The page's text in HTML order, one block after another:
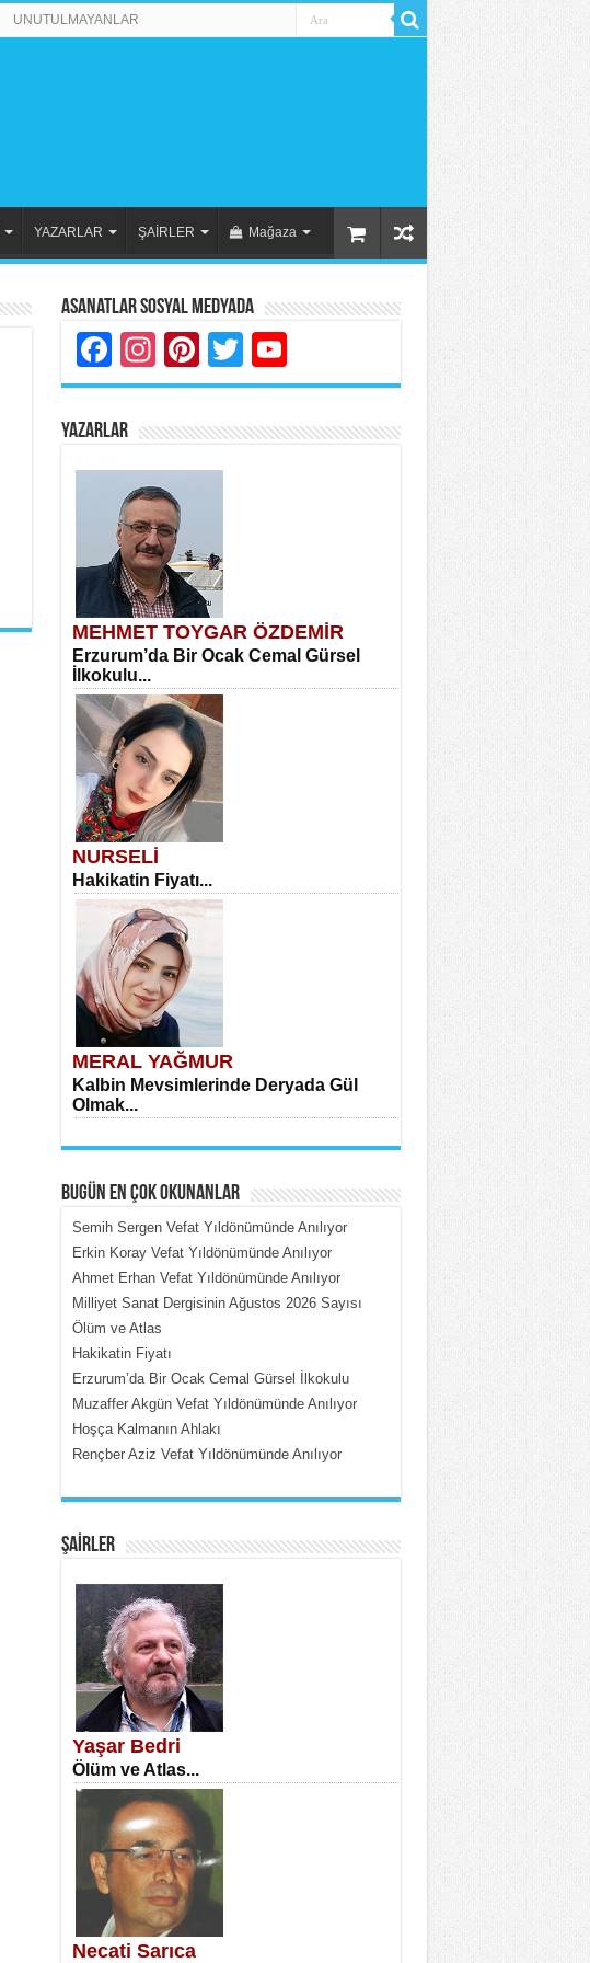
UNUTULMAYANLAR
YAZARLAR ŞAİRLER Mağaza
Asanatlar Sosyal Medyada
Facebook
Instagram
Pinterest
Twitter
YAZARLAR
MEHMET TOYGAR ÖZDEMİR
Erzurum’da Bir Ocak Cemal Gürsel
İlkokulu...
NURSELİ
Hakikatin Fiyatı...
MERAL YAĞMUR
Kalbin Mevsimlerinde Deryada Gül
Olmak...
MEHMET ÇOBAN
İçerdeki Put Dışardaki Maskeler...
SATILMIŞ ÜMİT ÇETİNKAYA
Erkenlik...
NECLA DİLEK ARSLAN
Öğretmenler Günü Mahkemesi...
BUGÜN EN ÇOK OKUNANLAR
Semih Sergen Vefat Yıldönümünde Anılıyor
Erkin Koray Vefat Yıldönümünde Anılıyor
Ahmet Erhan Vefat Yıldönümünde Anılıyor
Milliyet Sanat Dergisinin Ağustos 2026 Sayısı
Ölüm ve Atlas
Hakikatin Fiyatı
Erzurum’da Bir Ocak Cemal Gürsel İlkokulu
Muzaffer Akgün Vefat Yıldönümünde Anılıyor
Hoşça Kalmanın Ahlakı
Rençber Aziz Vefat Yıldönümünde Anılıyor
ŞAİRLER
Yaşar Bedri
Ölüm ve Atlas...
Necati Sarıca